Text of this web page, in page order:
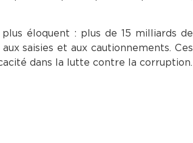
éloquent : plus de 15 milliards de
saisies et aux cautionnements. Ces
dans la lutte contre la corruption.